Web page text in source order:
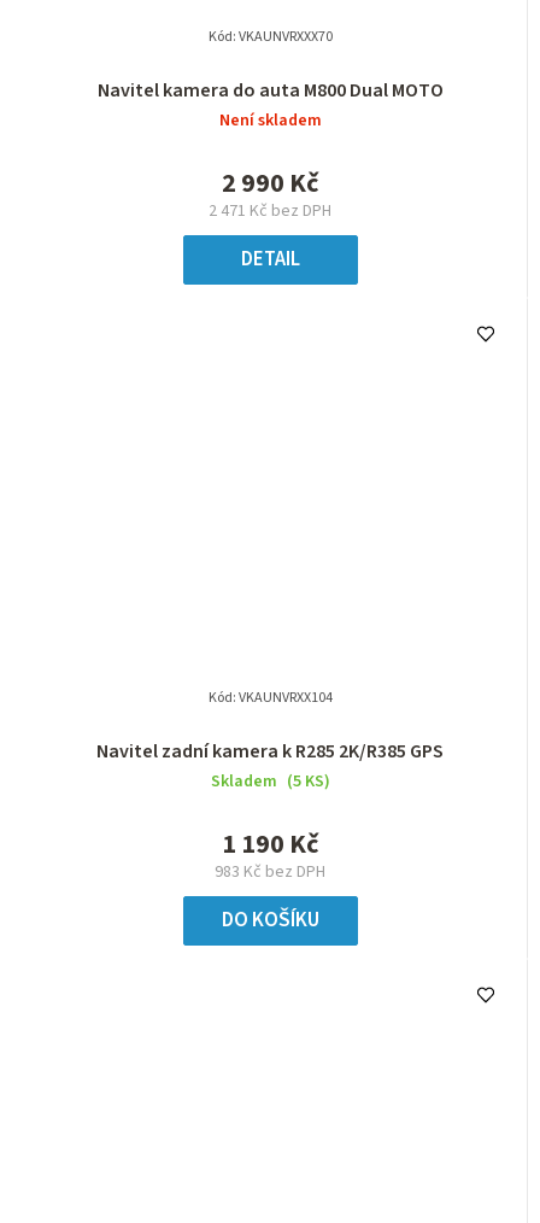
Navitel kamera do auta M800 Dual MOTO
Není skladem
2 471 Kč bez DPH
2 990 Kč
DETAIL
Kód:VKAUNVRXXX70
Navitel zadní kamera k R285 2K/R385 GPS
Skladem (5 KS)
983 Kč bez DPH
1 190 Kč
DO KOŠÍKU
Kód:VKAUNVRXX104